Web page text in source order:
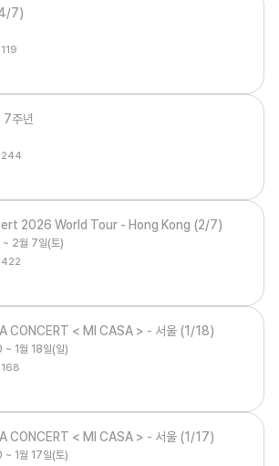
7)
119
7주년
244
2026 World Tour - Hong Kong (2/7)
2월 7일(토)
422
CONCERT < MI CASA > - 서울 (1/18)
~ 1월 18일(일)
168
CONCERT < MI CASA > - 서울 (1/17)
~ 1월 17일(토)